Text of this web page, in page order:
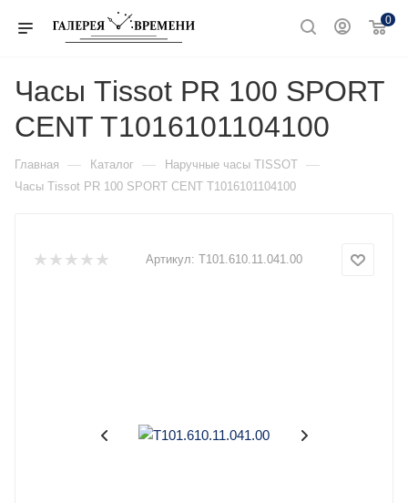
0
Часы Тissot PR 100 SPORT
CENT T1016101104100
Главная — Каталог — Наручные часы TISSOT —
Часы Тissot PR 100 SPORT CENT T1016101104100
Артикул: T101.610.11.041.00